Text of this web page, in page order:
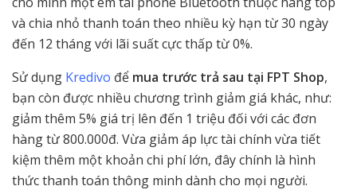
và chia nhỏ thanh toán theo nhiều kỳ hạn từ 30 ngày
đến 12 tháng với lãi suất cực thấp từ 0%.
Sử dụng Kredivo để mua trước trả sau tại FPT Shop,
bạn còn được nhiều chương trình giảm giá khác, như:
giảm thêm 5% giá trị lên đến 1 triệu đối với các đơn
hàng từ 800.000đ. Vừa giảm áp lực tài chính vừa tiết
kiệm thêm một khoản chi phí lớn, đây chính là hình
thức thanh toán thông minh dành cho mọi người.